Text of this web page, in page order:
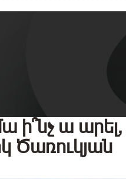
ի՞նչ ա արել,
Ծառուկյան